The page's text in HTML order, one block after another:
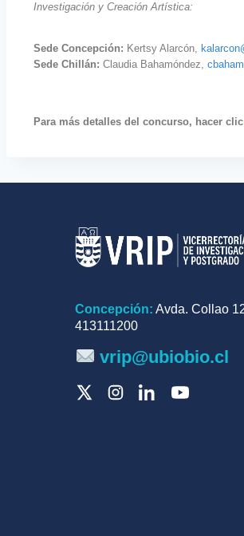
Investigación y Creación Artística:
Sede Concepción: Kertsy Alarcón,
Sede Chillán: Claudia Bahamóndez,
Para más detalles del concurso, hacer
Concepción: Avda. Collao
413111200
vrip@ubiobio.cl